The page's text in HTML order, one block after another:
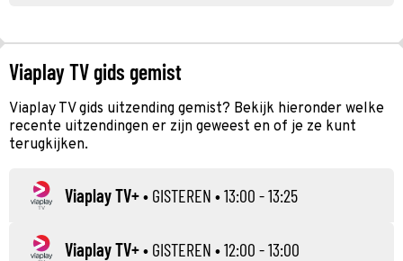
Viaplay TV gids gemist
Viaplay TV gids uitzending gemist? Bekijk hieronder welke
recente uitzendingen er zijn geweest en of je ze kunt
terugkijken.
Viaplay TV+• GISTEREN • 13:00 - 13:25
Viaplay TV+• GISTEREN • 12:00 - 13:00